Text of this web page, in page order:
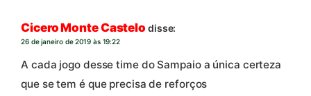
Cicero Monte Castelo disse:
26 de janeiro de 2019 às 19:22
A cada jogo desse time do Sampaio a única certeza
que se tem é que precisa de reforços